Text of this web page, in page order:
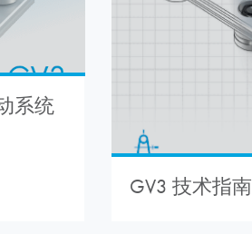
系统
GV3 技术指南